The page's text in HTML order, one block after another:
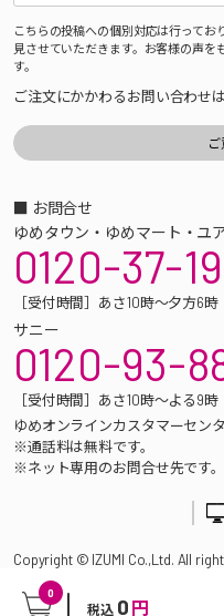
0
税込 0 円
こちらの投稿への個別対応は行って
見させていただきます。お客様の声を
す。
ご注文にかかわるお問い合わせは
■ お問合せ
ゆめタウン・ゆめマート・ユ
0120-37-
［受付時間］あさ10時～夕方6時
サニー
0120-93-
［受付時間］あさ10時～よる9時
ゆめオンラインカスタマーセン
※通話料は無料です。
※ネット専用のお問合せ先です
Copyright © IZUMI Co.,Ltd. All